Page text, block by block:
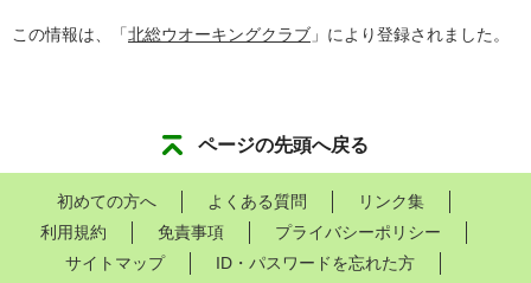
この情報は、「北総ウオーキングクラブ 」により登録されました。
ページの先頭へ戻る
初めての方へ よくある質問
リンク集
利用規約
免責事項
プライバシーポリシー
サイトマップ
ID・パスワードを忘れた方